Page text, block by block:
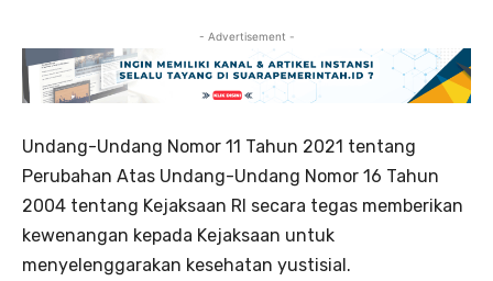
- Advertisement -
Undang-Undang Nomor 11 Tahun 2021 tentang
Perubahan Atas Undang-Undang Nomor 16 Tahun
2004 tentang Kejaksaan RI secara tegas memberikan
kewenangan kepada Kejaksaan untuk
menyelenggarakan kesehatan yustisial.